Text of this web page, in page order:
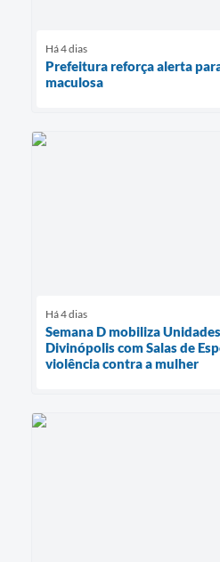
Há 4 dias
Prefeitura reforça alerta
maculosa
Há 4 dias
Semana D mobiliza
Divinópolis com Salas de
violência contra a mulher